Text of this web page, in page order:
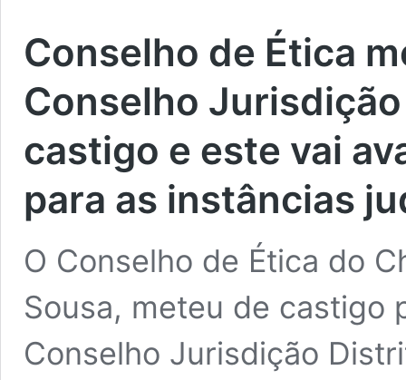
Conselho de Ética
Conselho
castigo e este vai
para as instâncias
O Conselho de Ética do
Sousa, meteu de castigo
Conselho Jurisdição